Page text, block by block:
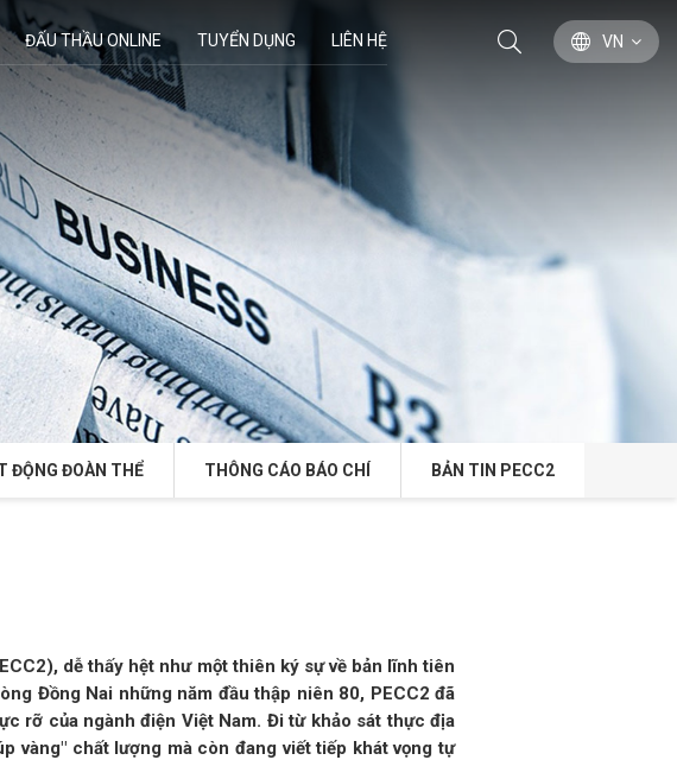
ĐẤU THẦU ONLINE TUYỂN DỤNG LIÊN HỆ VN
ĐỘNG ĐOÀN THỂ THÔNG CÁO BÁO CHÍ BẢN TIN PECC2
dễ thấy hệt như một thiên ký sự về bản lĩnh tiên
Đồng Nai những năm đầu thập niên 80, PECC2 đã
rỡ của ngành điện Việt Nam. Đi từ khảo sát thực địa
vàng" chất lượng mà còn đang viết tiếp khát vọng tự